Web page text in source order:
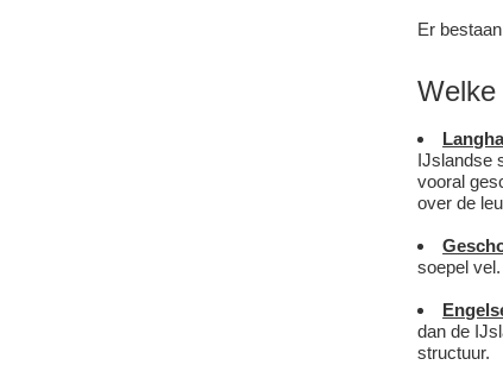
Er
IJslandse
vooral
over de
soepel vel.
dan de
structuur.